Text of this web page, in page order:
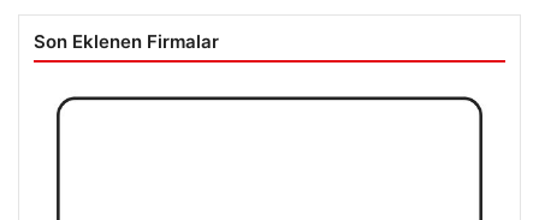
Son Eklenen Firmalar